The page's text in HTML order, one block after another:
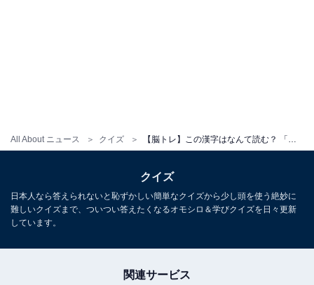
All About ニュース クイズ
【脳トレ】「大蒜」はなんて読む？ 【難読漢字クイズ】
クイズ
日本人なら答えられないと恥ずかしい簡単なクイズから少し頭を使う絶妙に
難しいクイズまで、ついつい答えたくなるオモシロ＆学びクイズを日々更新
しています。
関連サービス